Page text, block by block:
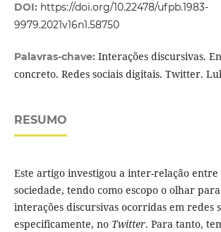
DOI: https://doi.org/10.22478/ufpb.1983-
9979.2021v16n1.58750
Palavras-chave: Interações discursivas.
concreto. Redes sociais digitais. Twitter.
RESUMO
Este artigo investigou a inter-relação entre
sociedade, tendo como escopo o olhar
interações discursivas ocorridas em redes
especificamente, no Twitter. Para tanto,